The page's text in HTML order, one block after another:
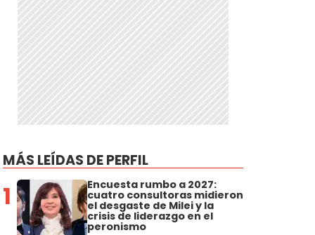
MÁS LEÍDAS DE PERFIL
1 Encuesta rumbo a 2027:
cuatro consultoras midieron
el desgaste de Milei y la
crisis de liderazgo en el
peronismo